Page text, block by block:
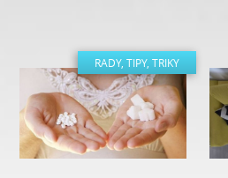
v
RADY, TIPY, TRIKY